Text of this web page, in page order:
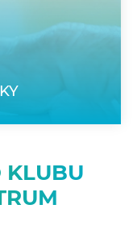
KLUBU